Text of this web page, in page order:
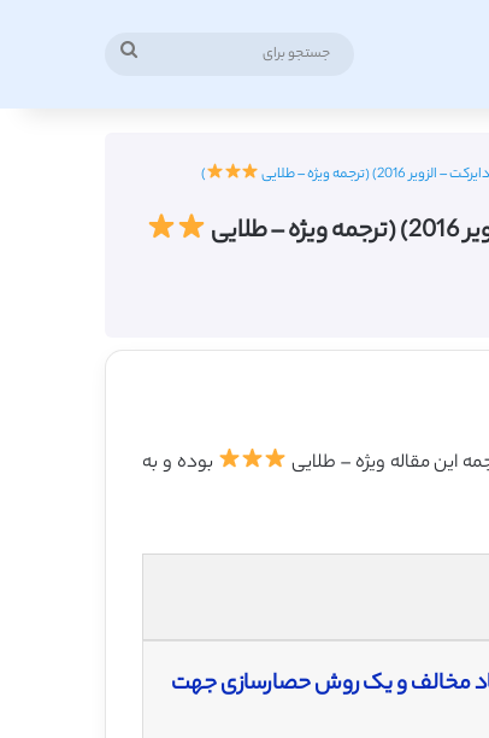
ویژه – طلایی )
بوده و به
مخالف و یک روش حصارسازی جهت